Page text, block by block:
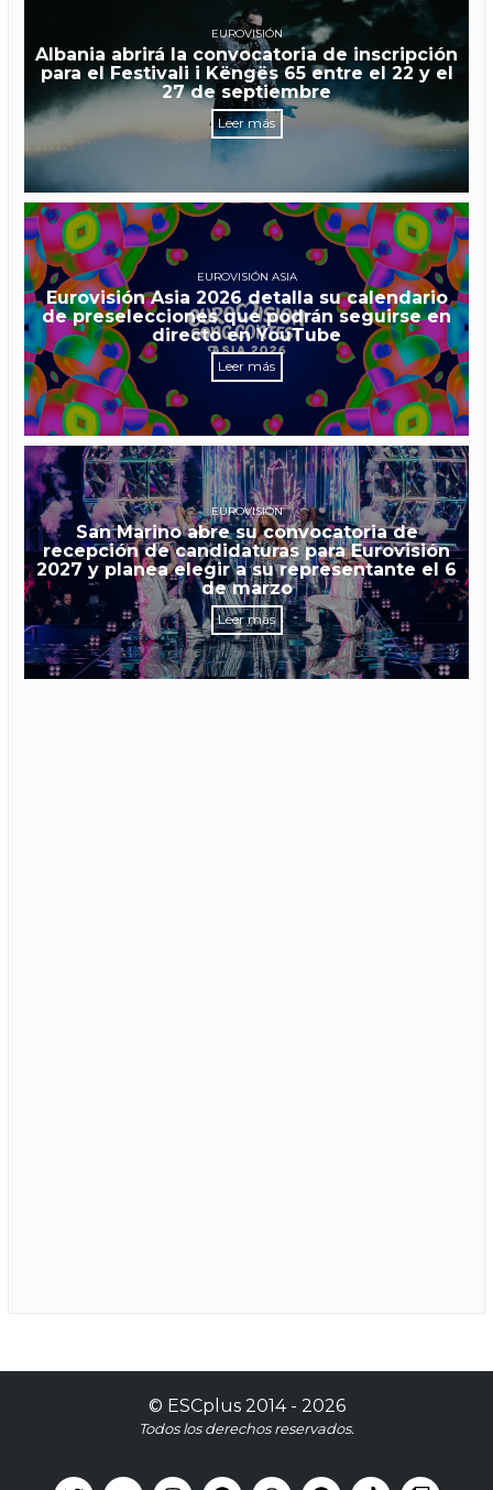
EUROVISIÓN
Albania abrirá la convocatoria de inscripción
para el Festivali i Këngës 65 entre el 22 y el
27 de septiembre
Leer más
EUROVISIÓN ASIA
Eurovisión Asia 2026 detalla su calendario
de preselecciones que podrán seguirse en
directo en YouTube
Leer más
EUROVISIÓN
San Marino abre su convocatoria de
recepción de candidaturas para Eurovisión
2027 y planea elegir a su representante el 6
de marzo
Leer más
© ESCplus2014 - 2026
Todos los derechos reservados.